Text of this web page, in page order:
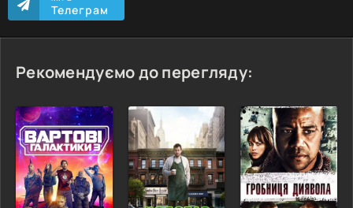
Телеграм
Рекомендуємо до перегляду: